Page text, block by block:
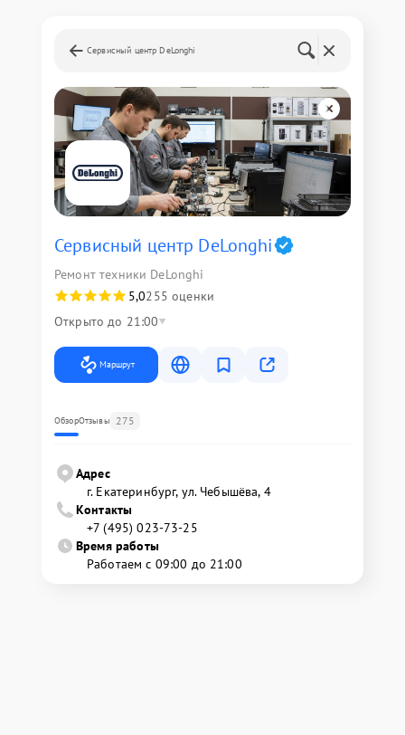
Сервисный центр DeLonghi
Сервисный центр DeLonghi
Ремонт техники DeLonghi
5,0255 оценки
Открыто до 21:00
Маршрут
ОбзорОтзывы 275
Адрес
г. Екатеринбург, ул. Чебышёва, 4
Контакты
+7 (495) 023-73-25
Время работы
Работаем с 09:00 до 21:00